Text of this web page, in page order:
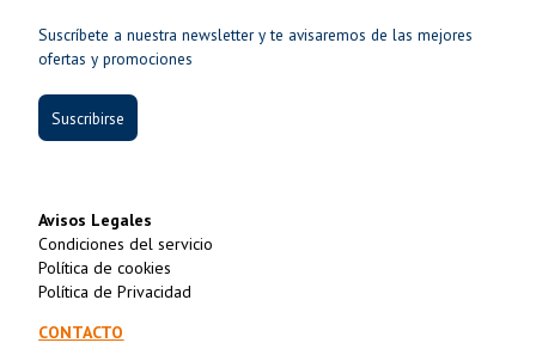
Suscríbete a nuestra newsletter y te avisaremos de las mejores
ofertas y promociones
Suscribirse
Avisos Legales
Condiciones del servicio
Política de cookies
Política de Privacidad
CONTACTO